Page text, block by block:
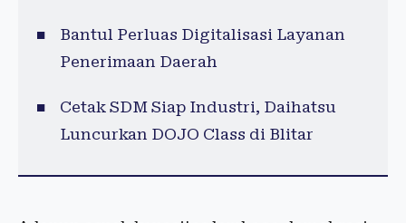
Bantul Perluas Digitalisasi Layanan
Penerimaan Daerah
Cetak SDM Siap Industri, Daihatsu
Luncurkan DOJO Class di Blitar